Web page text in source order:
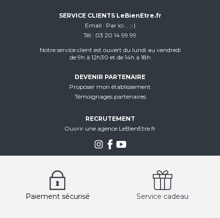
SERVICE CLIENTS LeBienEtre.fr
Email
Par ici... ;-)
Tél
03 20 14 99 99
Notre service client est ouvert du lundi au vendredi
de 9h à 12h30 et de 14h à 18h
DEVENIR PARTENAIRE
Proposer mon établissement
Témoignages partenaires
RECRUTEMENT
Ouvrir une agence LeBienEtre.fr
Paiement sécurisé Service cadeau